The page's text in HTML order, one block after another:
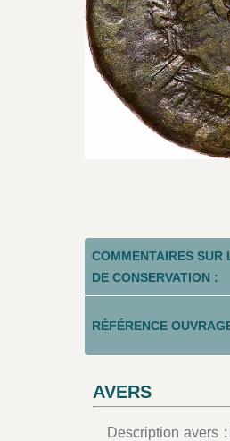
COMMENTAIRES SUR
DE CONSERVATION :
RÉFÉRENCE
AVERS
Description avers :